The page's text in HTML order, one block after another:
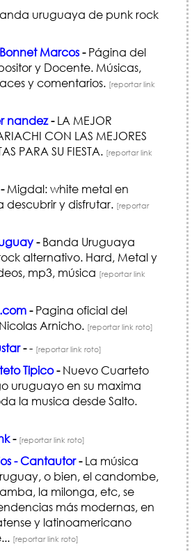
uruguaya de punk rock
Marcos-Página del
y Docente. Músicas,
y comentarios. [reportar link
nandez-LA MEJOR
CON LAS MEJORES
PARA SU FIESTA. [reportar link
-Migdal: white metal en
descubrir y disfrutar. [reportar
-Banda Uruguaya
alternativo. Hard, Metal y
mp3, música [reportar link
-Pagina oficial del
Arnicho. [reportar link roto]
-- [reportar link roto]
Tipico-Nuevo Cuarteto
uruguayo en su maxima
la musica desde Salto.
- [reportar link roto]
- Cantautor-La música
o bien, el candombe,
la milonga, etc, se
más modernas, en
y latinoamericano
[reportar link roto]